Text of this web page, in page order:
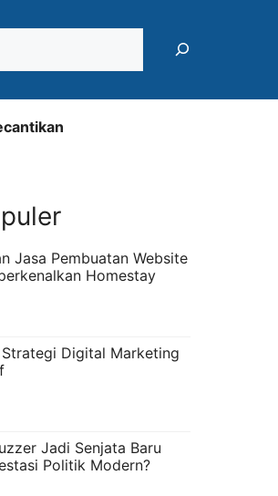
Jasa Pembuatan Website
Homestay
Digital Marketing
Jadi Senjata Baru
Politik Modern?